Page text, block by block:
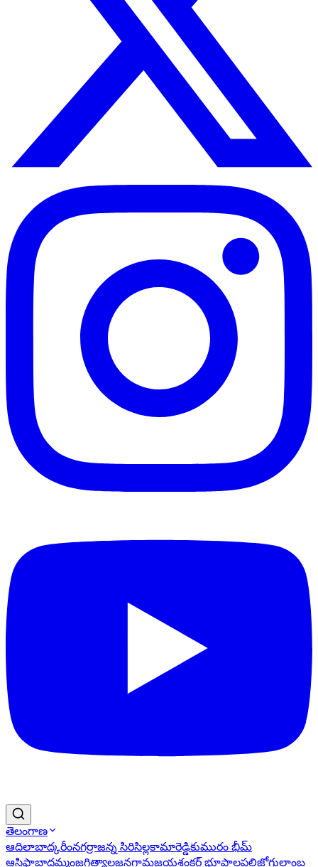
తెలంగాణ
ఆదిలాబాద్కరీంనగర్రాజన్న సిరిసిల్లకామారెడ్డికుమురం భీమ్
ఆసిఫాబాద్ఖమ్మంజగిత్యాలజనగామజయశంకర్ భూపాలపల్లిజోగులాంబ